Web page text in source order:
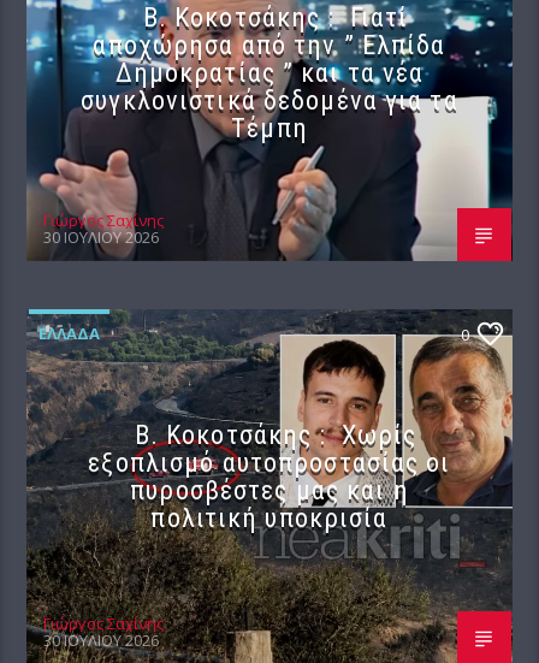
Β. Κοκοτσάκης : Γιατί
αποχώρησα από την ” Ελπίδα
Δημοκρατίας ” και τα νέα
συγκλονιστικά δεδομένα για τα
Τέμπη
Γιώργος Σαχίνης
30 ΙΟΥΛΊΟΥ 2026
ΕΛΛΆΔΑ 0
Β. Κοκοτσάκης : Χωρίς
εξοπλισμό αυτοπροστασίας οι
πυροσβέστες μας και η
πολιτική υποκρισία
Γιώργος Σαχίνης
30 ΙΟΥΛΊΟΥ 2026